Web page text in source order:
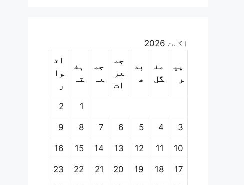
اگست 2026
پی
ر
من
گل
بد
ھ
جم
عر
ات
جم
عہ
ہف
تہ
ات
وا
ر
1
2
3
4
5
6
7
8
9
10
11
12
13
14
15
16
17
18
19
20
21
22
23